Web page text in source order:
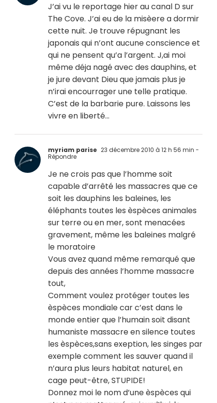
J’ai vu le reportage hier au canal D sur
The Cove. J’ai eu de la misèere a dormir
cette nuit. Je trouve répugnant les
japonais qui n’ont aucune conscience et
qui ne pensent qu’a l’argent. J,ai moi
même déja nagé avec des dauphins, et
je jure devant Dieu que jamais plus je
n’irai encourrager une telle pratique.
C’est de la barbarie pure. Laissons les
vivre en liberté…
myriam parise 23 décembre 2010 à 12 h 56 min -
Répondre
Je ne crois pas que l’homme soit
capable d’arrêté les massacres que ce
soit les dauphins les baleines, les
éléphants toutes les èspèces animales
sur terre ou en mer, sont menacées
gravement, même les baleines malgré
le moratoire
Vous avez quand même remarqué que
depuis des années l’homme massacre
tout,
Comment voulez protéger toutes les
èspèces mondiale car c’est dans le
monde entier que l’humain soit disant
humaniste massacre en silence toutes
les èspèces,sans exeption, les singes par
exemple comment les sauver quand il
n’aura plus leurs habitat naturel, en
cage peut-être, STUPIDE!
Donnez moi le nom d’une èspèces qui